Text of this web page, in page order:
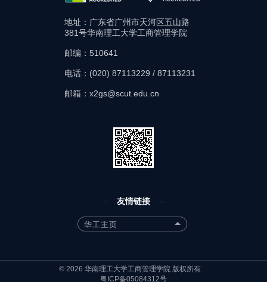
地址：广东省广州市天河区五山路
381号华南理工大学工商管理学院
邮编：510641
电话：(020) 87113229 / 87113231
邮箱：x2gs@scut.edu.cn
友情链接
华工主页
© 2026 华南理工大学工商管理学院 版权所有
粤ICP备05084312号